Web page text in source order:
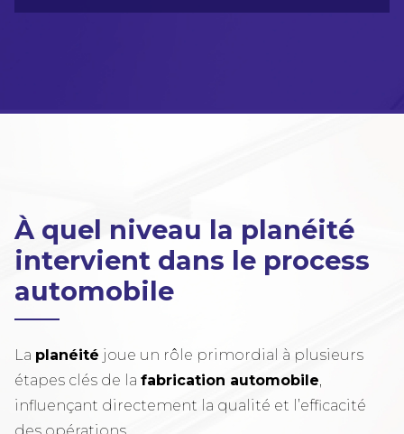
À quel niveau la planéité
intervient dans le process
automobile
La planéité joue un rôle primordial à plusieurs
étapes clés de la fabrication automobile
influençant directement la qualité et l’efficacité